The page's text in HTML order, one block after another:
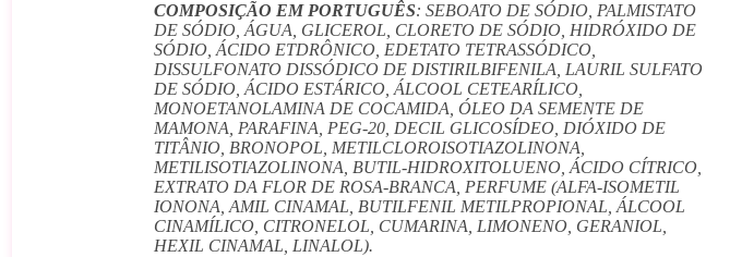
COMPOSIÇÃO EM PORTUGUÊS: SEBOATO DE SÓDIO, PALMISTATO
DE SÓDIO, ÁGUA, GLICEROL, CLORETO DE SÓDIO, HIDRÓXIDO DE
SÓDIO, ÁCIDO ETDRÔNICO, EDETATO TETRASSÓDICO,
DISSULFONATO DISSÓDICO DE DISTIRILBIFENILA, LAURIL SULFATO
DE SÓDIO, ÁCIDO ESTÁRICO, ÁLCOOL CETEARÍLICO,
MONOETANOLAMINA DE COCAMIDA, ÓLEO DA SEMENTE DE
MAMONA, PARAFINA, PEG-20, DECIL GLICOSÍDEO, DIÓXIDO DE
TITÂNIO, BRONOPOL, METILCLOROISOTIAZOLINONA,
METILISOTIAZOLINONA, BUTIL-HIDROXITOLUENO, ÁCIDO CÍTRICO,
EXTRATO DA FLOR DE ROSA-BRANCA, PERFUME (ALFA-ISOMETIL
IONONA, AMIL CINAMAL, BUTILFENIL METILPROPIONAL, ÁLCOOL
CINAMÍLICO, CITRONELOL, CUMARINA, LIMONENO, GERANIOL,
HEXIL CINAMAL, LINALOL).